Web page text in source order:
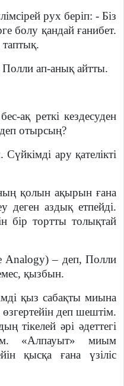
рух беріп: - Біз
болу қандай ғанибет.
таптық.
ап-анық айтты.
ақ реткі кездесуден
отырсың?
ару қателікті
қолын ақырын ғана
деген аздық етпейді.
бір тортты толықтай
Analogy) – деп, Полли
қызбын.
қыз сабақты миына
деп шештім.
тікелей әрі әдеттегі
«Алпауыт» миым
қысқа ғана үзіліс